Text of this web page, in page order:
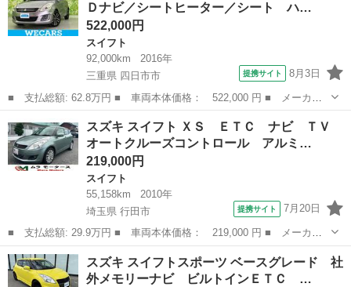
ニックナビ Ｂｌ...Ｄナビ／シートヒーター／シート ハ…
522,000円
スイフト
92,000km
2016年
三重県 四日市市
提携サイト 8月3日
■ 支払総額: 62.8万円 ■ 車両本体価格： 522,000 円 ■ メーカー
名： スズキ ■ 車種名： スイフト ■ グレード名： スタイル
保証書／純正 ＳＤナビ／シートヒーター／シート ハーフレザー／
ヘッドランプ...
スイフト
スズキ スイフト ＸＳ ＥＴＣ ナビ ＴＶ
オートクルーズコントロール アルミ…
219,000円
スイフト
55,158km
2010年
埼玉県 行田市
提携サイト 7月20日
■ 支払総額: 29.9万円 ■ 車両本体価格： 219,000 円 ■ メーカー
名： スズキ ■ 車種名： スイフト ■ グレード名： ＸＳ ＥＴ
Ｃ ナビ ＴＶ オートクルーズコントロール アルミホイール ス
マートキー ...
埼玉 行田市 スイフト
スズキ スイフトスポーツ ベースグレード 社
外メモリーナビ ビルトインＥＴＣ …